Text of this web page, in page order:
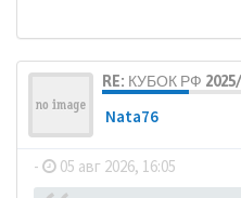
RE: КУБОК РФ
Nata76
- 05 авг 2026, 16:05